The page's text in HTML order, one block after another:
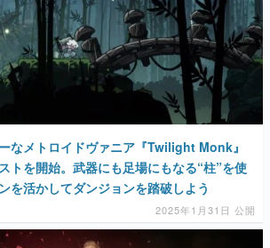
なメトロイドヴァニア『Twilight Monk』
トを開始。武器にも足場にもなる“柱”を使
を活かしてダンジョンを踏破しよう
2025年1月31日 公開